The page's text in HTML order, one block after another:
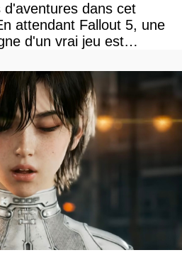
dans cet
attendant Fallout 5, une
d'un vrai jeu est